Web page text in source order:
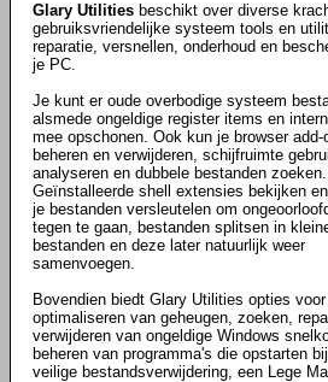
Glary Utilities beschikt over diverse
gebruiksvriendelijke systeem tools en
reparatie, versnellen, onderhoud en
je PC.
Je kunt er oude overbodige systeem
alsmede ongeldige register items en
mee opschonen. Ook kun je browser add-
beheren en verwijderen, schijfruimte
analyseren en dubbele bestanden zoeken.
Geïnstalleerde shell extensies bekijken
je bestanden versleutelen om
tegen te gaan, bestanden splitsen in
bestanden en deze later natuurlijk weer
samenvoegen.
Bovendien biedt Glary Utilities opties
optimaliseren van geheugen, zoeken,
verwijderen van ongeldige Windows
beheren van programma's die opstarten
veilige bestandsverwijdering, een Lege